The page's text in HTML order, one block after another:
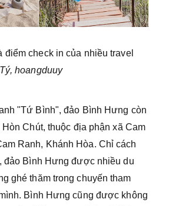
check in của nhiều travel
hoangduuy
"Tứ Bình", đảo Bình Hưng còn
Chút, thuộc địa phận xã Cam
Ranh, Khánh Hòa. Chỉ cách
đảo Bình Hưng được nhiều du
ghé thăm trong chuyến tham
Bình Hưng cũng được không